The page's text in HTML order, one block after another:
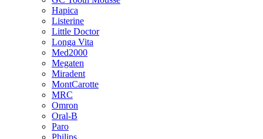
Hapica
Listerine
Little Doctor
Longa Vita
Med2000
Megaten
Miradent
MontCarotte
MRC
Omron
Oral-B
Paro